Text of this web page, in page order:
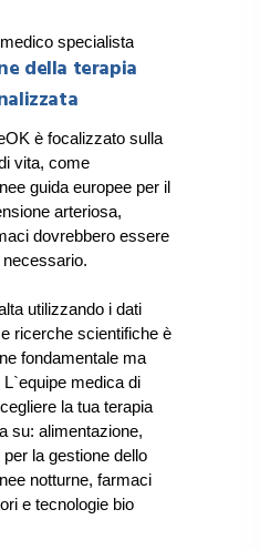
della terapia
è focalizzato sulla
vita, come
guida europee per il
arteriosa,
dovrebbero essere
utilizzando i dati
ricerche scientifiche è
fondamentale ma
medica di
la tua terapia
su: alimentazione,
la gestione dello
notturne, farmaci
e tecnologie bio